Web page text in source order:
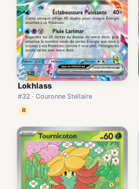
Lokhlass
#32 · Couronne Stellaire
R